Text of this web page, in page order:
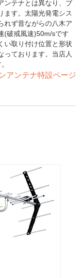
ンテナとは異なり、ブ
ます。太陽光発電シス
れず昔ながらの八木ア
(破戒風速)50m/sです
い取り付け位置と形状
っております。当店人
アンテナ特設ページ